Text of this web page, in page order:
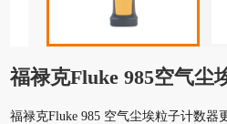
福禄克Fluke 985空气尘
福禄克Fluke 985 空气尘埃粒子计数器